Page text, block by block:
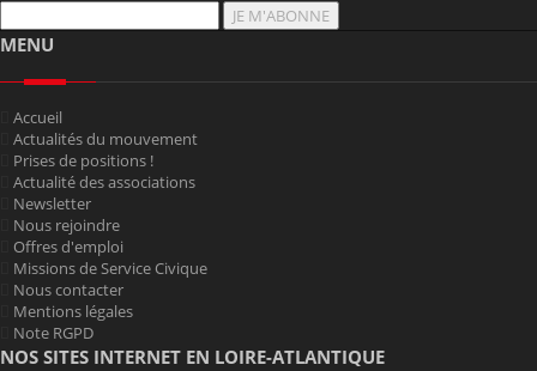
JE M'ABONNE
MENU
Accueil
Actualités du mouvement
Prises de positions !
Actualité des associations
Newsletter
Nous rejoindre
Offres d'emploi
Missions de Service Civique
Nous contacter
Mentions légales
Note RGPD
NOS SITES INTERNET EN LOIRE-ATLANTIQUE